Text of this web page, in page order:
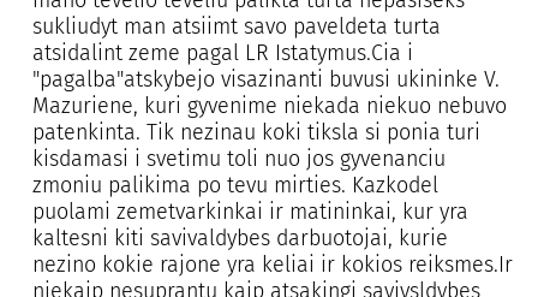
sukliudyt man atsiimt savo paveldeta turta
atsidalint zeme pagal LR Istatymus.Cia i
"pagalba"atskybejo visazinanti buvusi ukininke V.
Mazuriene, kuri gyvenime niekada niekuo nebuvo
patenkinta. Tik nezinau koki tiksla si ponia turi
kisdamasi i svetimu toli nuo jos gyvenanciu
zmoniu palikima po tevu mirties. Kazkodel
puolami zemetvarkinkai ir matininkai, kur yra
kaltesni kiti savivaldybes darbuotojai, kurie
nezino kokie rajone yra keliai ir kokios reiksmes.Ir
niekaip nesuprantu kaip atsakingi savivsldybes